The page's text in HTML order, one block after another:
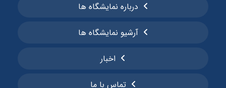
درباره نمایشگاه ها
آرشیو نمایشگاه ها
اخبار
تماس با ما